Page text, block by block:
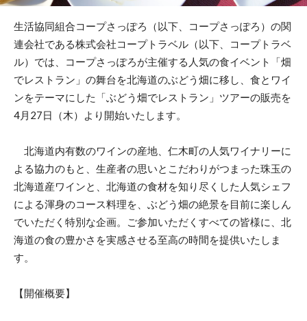
生活協同組合コープさっぽろ（以下、コープさっぽろ）の関
連会社である株式会社コープトラベル（以下、コープトラベ
ル）では、コープさっぽろが主催する人気の食イベント「畑
でレストラン」の舞台を北海道のぶどう畑に移し、食とワイ
ンをテーマにした「ぶどう畑でレストラン」ツアーの販売を
4月27日（木）より開始いたします。
北海道内有数のワインの産地、仁木町の人気ワイナリーに
よる協力のもと、生産者の思いとこだわりがつまった珠玉の
北海道産ワインと、北海道の食材を知り尽くした人気シェフ
による渾身のコース料理を、ぶどう畑の絶景を目前に楽しん
でいただく特別な企画。ご参加いただくすべての皆様に、北
海道の食の豊かさを実感させる至高の時間を提供いたしま
す。
【開催概要】